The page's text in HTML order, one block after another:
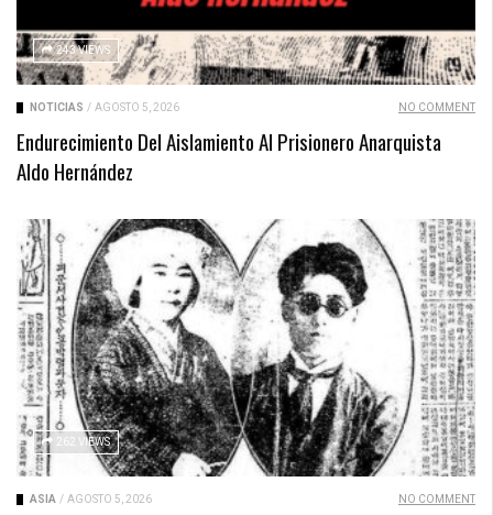
243 VIEWS
NOTICIAS / AGOSTO 5, 2026 NO COMMENT
Endurecimiento Del Aislamiento Al Prisionero Anarquista
Aldo Hernández
262 VIEWS
ASIA / AGOSTO 5, 2026 NO COMMENT